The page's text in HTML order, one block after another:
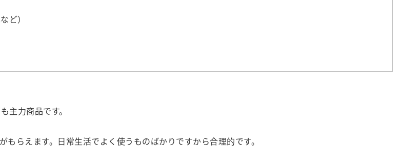
ど）
主力商品です。
らえます。日常生活でよく使うものばかりですから合理的です。